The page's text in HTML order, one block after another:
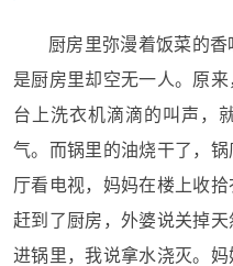
厨房里弥漫着饭菜的
是厨房里却空无一人。原
台上洗衣机滴滴的叫声，
气。而锅里的油烧干了，
厅看电视，妈妈在楼上收
赶到了厨房，外婆说关掉
进锅里，我说拿水浇灭。